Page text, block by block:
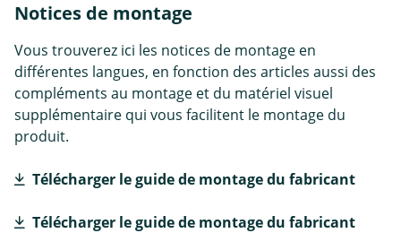
Notices de montage
Vous trouverez ici les notices de montage en
différentes langues, en fonction des articles aussi des
compléments au montage et du matériel visuel
supplémentaire qui vous facilitent le montage du
produit.
Télécharger le guide de montage du fabricant
Télécharger le guide de montage du fabricant